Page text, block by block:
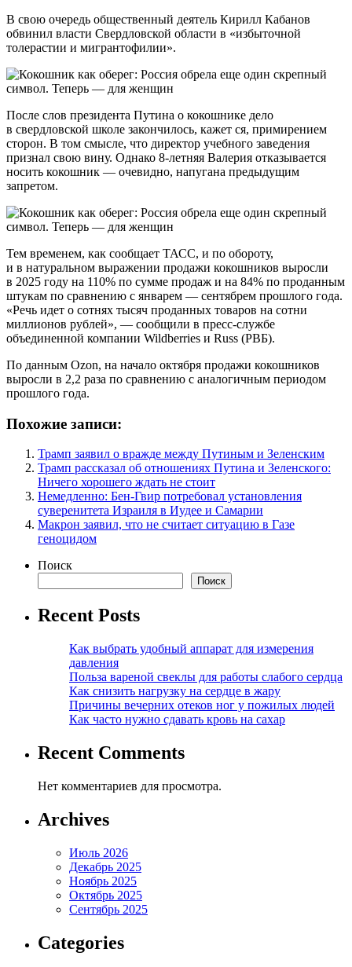
В свою очередь общественный деятель Кирилл Кабанов
обвинил власти Свердловской области в «избыточной
толерастии и мигрантофилии».
После слов президента Путина о кокошнике дело
в свердловской школе закончилось, кажет ся, примирением
сторон. В том смысле, что директор учебного заведения
признал свою вину. Однако 8-летняя Валерия отказывается
носить кокошник — очевидно, напугана предыдущим
запретом.
Тем временем, как сообщает ТАСС, и по обороту,
и в натуральном выражении продажи кокошников выросли
в 2025 году на 110% по сумме продаж и на 84% по проданным
штукам по сравнению с январем — сентябрем прошлого года.
«Речь идет о сотнях тысяч проданных товаров на сотни
миллионов рублей», — сообщили в пресс-службе
объединенной компании Wildberries и Russ (РВБ).
По данным Ozon, на начало октября продажи кокошников
выросли в 2,2 раза по сравнению с аналогичным периодом
прошлого года.
Похожие записи:
Трамп заявил о вражде между Путиным и Зеленским
Трамп рассказал об отношениях Путина и Зеленского:
Ничего хорошего ждать не стоит
Немедленно: Бен-Гвир потребовал установления
суверенитета Израиля в Иудее и Самарии
Макрон заявил, что не считает ситуацию в Газе
геноцидом
Поиск
Поиск
Recent Posts
Как выбрать удобный аппарат для измерения
давления
Польза вареной свеклы для работы слабого сердца
Как снизить нагрузку на сердце в жару
Причины вечерних отеков ног у пожилых людей
Как часто нужно сдавать кровь на сахар
Recent Comments
Нет комментариев для просмотра.
Archives
Июль 2026
Декабрь 2025
Ноябрь 2025
Октябрь 2025
Сентябрь 2025
Categories